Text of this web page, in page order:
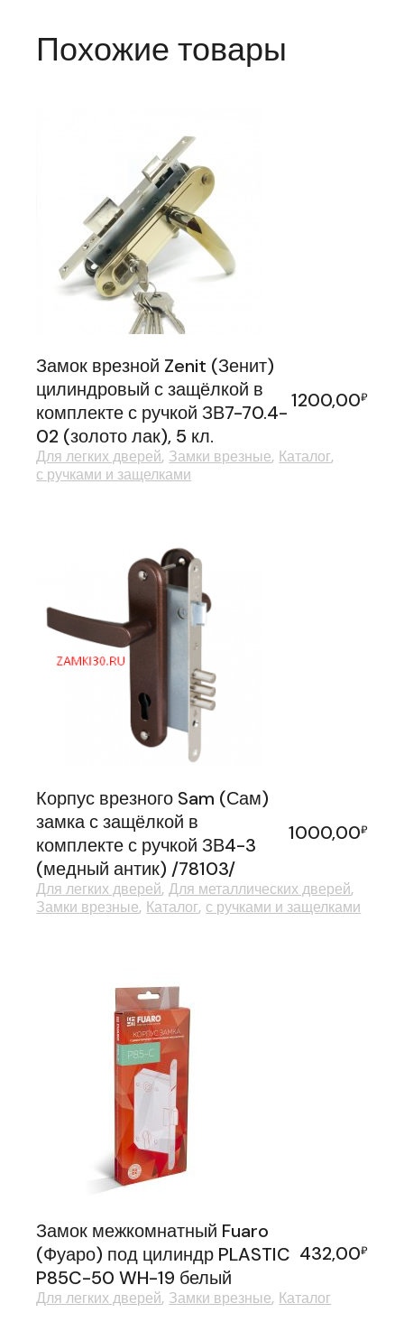
Похожие товары
Замок врезной Zenit (Зенит)
цилиндровый с защёлкой в
комплекте с ручкой ЗВ7-70.4-
02 (золото лак), 5 кл.
1200,00₽
Для легких дверей Замки врезные Каталог
с ручками и защелками
Корпус врезного Sam (Сам)
замка с защёлкой в
комплекте с ручкой ЗВ4-3
(медный антик) /78103/
1000,00₽
Для легких дверей Для металлических дверей
Замки врезные Каталог с ручками и защелками
Замок межкомнатный Fuaro
(Фуаро) под цилиндр PLASTIC
P85C-50 WH-19 белый
432,00₽
Для легких дверей Замки врезные Каталог